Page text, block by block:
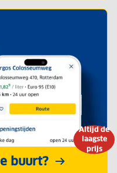
Altijd de
laagste
prijs
buurt?